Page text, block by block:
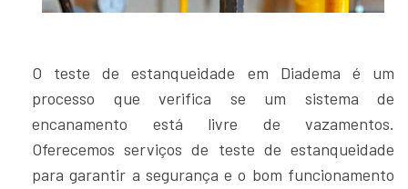
O teste de estanqueidade em Diadema é um
processo que verifica se um sistema de
encanamento está livre de vazamentos.
Oferecemos serviços de teste de estanqueidade
para garantir a segurança e o bom funcionamento